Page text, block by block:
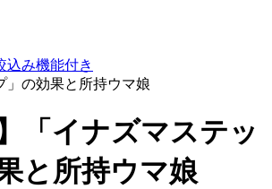
込み機能付き
」の効果と所持ウマ娘
「イナズマステッ
と所持ウマ娘